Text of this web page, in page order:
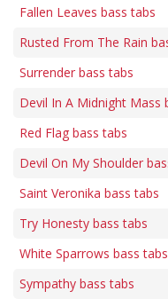
Fallen Leaves bass tabs
Rusted From The Rain
Surrender bass tabs
Devil In A Midnight Mass
Red Flag bass tabs
Devil On My Shoulder
Saint Veronika bass tabs
Try Honesty bass tabs
White Sparrows bass tabs
Sympathy bass tabs